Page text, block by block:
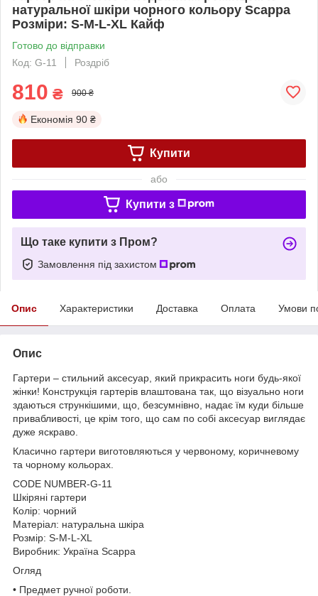
натуральної шкіри чорного кольору Scappa
Розміри: S-M-L-XL Кайф
Готово до відправки
Код: G-11
Роздріб
810 ₴ 900 ₴
Економія 90 ₴
Купити
або
Купити з
Що таке купити з Пром?
Замовлення під захистом
Опис Характеристики Доставка Оплата Умови
Опис
Гартери – стильний аксесуар, який прикрасить ноги будь-якої
жінки! Конструкція гартерів влаштована так, що візуально ноги
здаються стрункішими, що, безсумнівно, надає їм куди більше
привабливості, це крім того, що сам по собі аксесуар виглядає
дуже яскраво.
Класично гартери виготовляються у червоному, коричневому
та чорному кольорах.
CODE NUMBER-G-11
Шкіряні гартери
Колір: чорний
Матеріал: натуральна шкіра
Розмір: S-M-L-XL
Виробник: Україна Scappa
Огляд
• Предмет ручної роботи.